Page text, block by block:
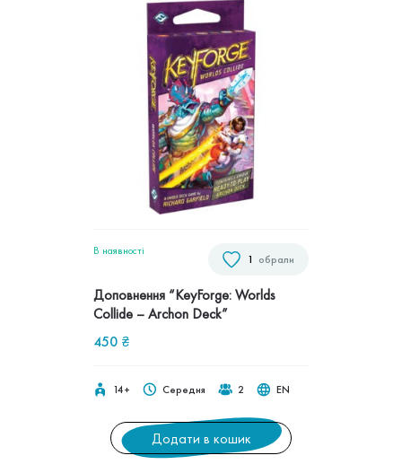
обрали
1
В наявностi
Доповнення “KeyForge: Worlds
Collide – Archon Deck”
450 ₴
14+ Середня 2 EN
Додати в кошик